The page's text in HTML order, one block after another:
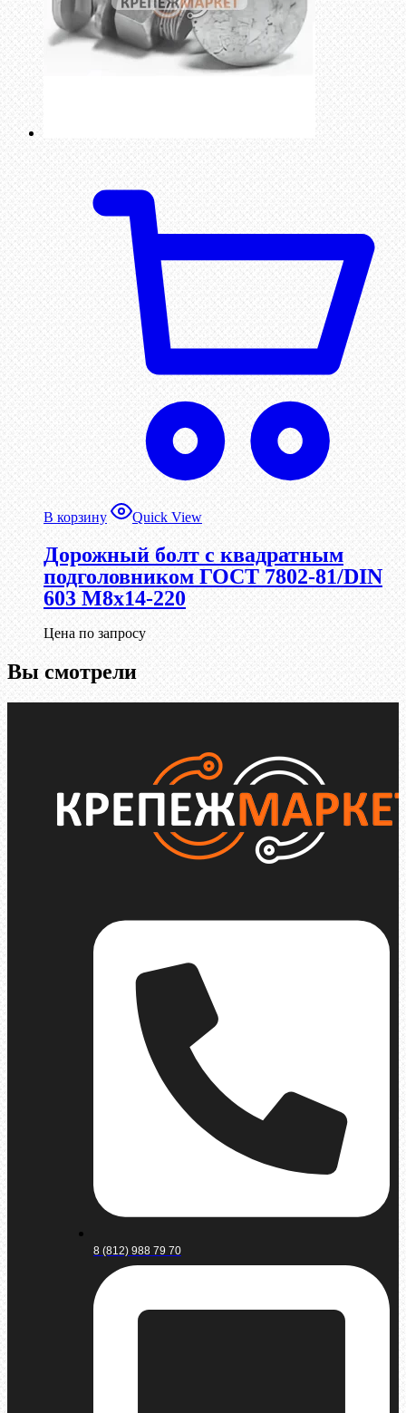
В корзину Quick View
Дорожный болт с квадратным
подголовником ГОСТ 7802-81/DIN
603 М8х14-220
Цена по запросу
Вы смотрели
8 (812) 988 79 70